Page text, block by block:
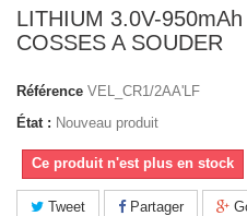
LITHIUM 3.0V-
COSSES A SOUDER
Référence VEL_CR1/2AA'LF
État : Nouveau produit
Ce produit n'est plus en stock
Tweet Partager